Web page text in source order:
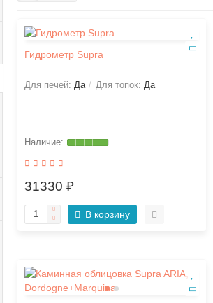
Гидрометр Supra
Для печей: Да Для топок: Да
31330 ₽
В корзину